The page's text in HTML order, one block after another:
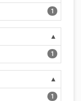
1
1
1